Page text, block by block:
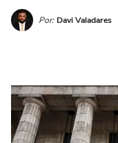
Por: Davi Valadares